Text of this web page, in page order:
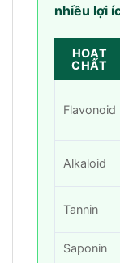
nhiều lợi
HOẠT
CHẤT
Flavonoid
Alkaloid
Tannin
Saponin